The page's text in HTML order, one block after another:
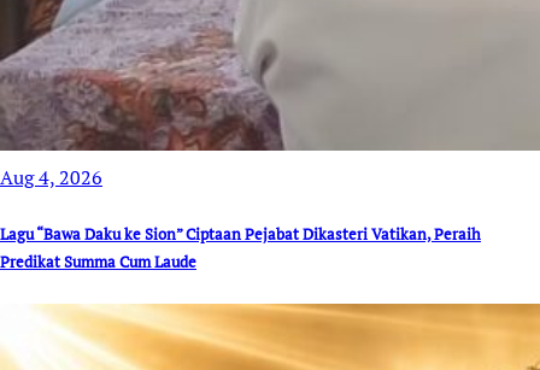
Aug 4, 2026
Lagu “Bawa Daku ke Sion” Ciptaan Pejabat Dikasteri Vatikan, Peraih
Predikat Summa Cum Laude